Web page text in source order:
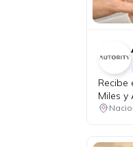
Recibe
Miles y